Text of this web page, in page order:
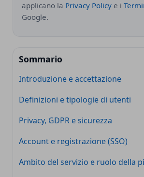
applicano la Privacy Policy e i
Google.
Sommario
Introduzione e accettazione
Definizioni e tipologie di utenti
Privacy, GDPR e sicurezza
Account e registrazione (SSO)
Ambito del servizio e ruolo della